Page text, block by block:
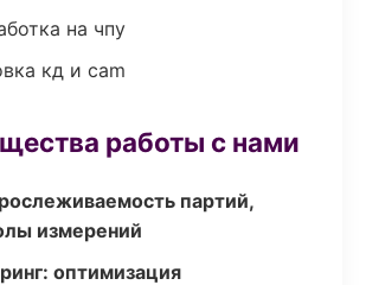
на чпу
кд и cam
работы с нами
партий,
измерений
оптимизация